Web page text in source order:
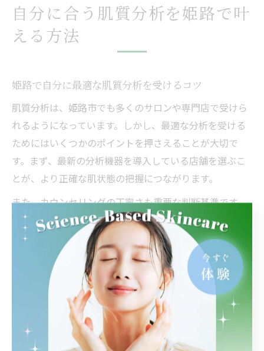
自分に合う肌質分析を姫路で叶
える方法
姫路で自分に最適な肌質分析を受けるコツ
肌質分析は、姫路市でも多くのサロンや専門店で受けら
れるようになっています。しかし、最適な分析を受ける
ためにはいくつかのポイントを押さえることが大切で
す。まず、最新の分析機器を導入している店舗を選ぶこ
とが、より正確な肌状態の把握につながります。
また、カウンセリングの丁寧さも重要な判断基準です。
肌質分析の結果をもとに、生活習慣や季節による変化ま
で考慮したアドバイスをもらえるお店は信頼性が高い傾
向にあります。実際にASBEAUTEのような肌質改善サロ
ンでは、定期的な分析と個別提案を行い、多くの利用者
から高評価を得ています。
肌質分析を受ける際の注意点としては、事前に肌の状態
を整えておくことや、過度なメイクを避けることが挙げ